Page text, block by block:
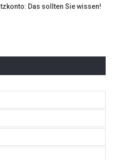
Das sollten Sie wissen!